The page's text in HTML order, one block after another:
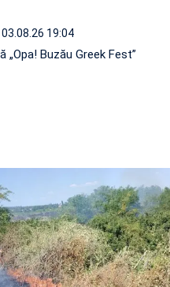
19:04
Buzău Greek Fest”